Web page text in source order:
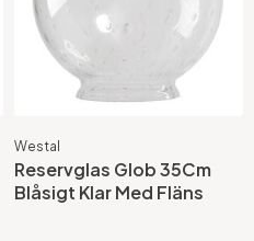
Westal
Reservglas Glob 35Cm
Blåsigt Klar Med Fläns